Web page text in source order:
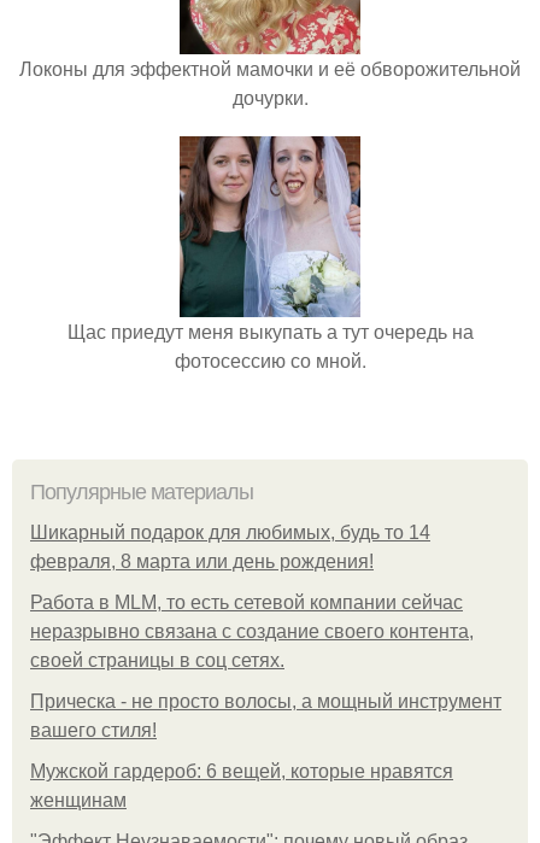
Локоны для эффектной мамочки и её обворожительной
дочурки.
Щас приедут меня выкупать а тут очередь на
фотосессию со мной.
Популярные материалы
Шикарный подарок для любимых, будь то 14
февраля, 8 марта или день рождения!
Работа в MLM, то есть сетевой компании сейчас
неразрывно связана с создание своего контента,
своей страницы в соц сетях.
Прическа - не просто волосы, а мощный инструмент
вашего стиля!
Мужской гардероб: 6 вещей, которые нравятся
женщинам